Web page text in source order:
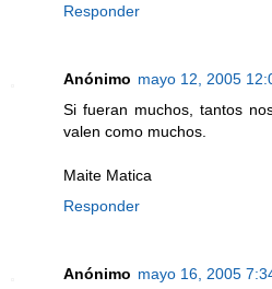
Responder
Anónimo mayo 12, 2005
Si fueran muchos, tantos
valen como muchos.
Maite Matica
Responder
Anónimo mayo 16, 2005